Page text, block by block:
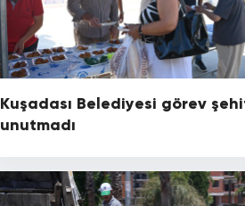
Kuşadası Belediyesi görev
unutmadı